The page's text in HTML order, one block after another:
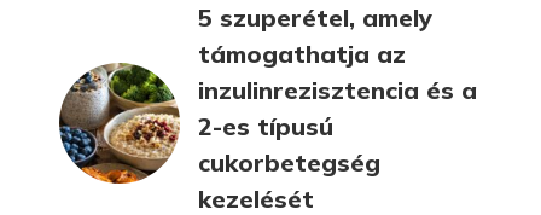
5 szuperétel, amely
támogathatja az
inzulinrezisztencia és a
2-es típusú
cukorbetegség
kezelését